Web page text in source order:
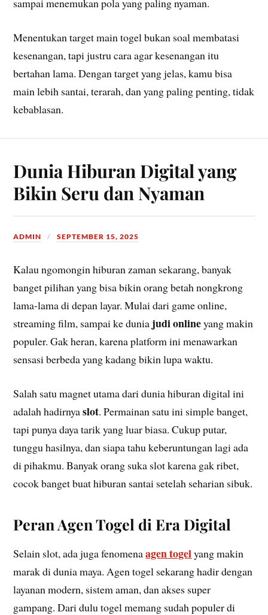
sampai menemukan pola yang paling nyaman.
Menentukan target main togel bukan soal membatasi
kesenangan, tapi justru cara agar kesenangan itu
bertahan lama. Dengan target yang jelas, kamu bisa
main lebih santai, terarah, dan yang paling penting, tidak
kebablasan.
Dunia Hiburan Digital yang
Bikin Seru dan Nyaman
ADMIN SEPTEMBER 15, 2025
Kalau ngomongin hiburan zaman sekarang, banyak
banget pilihan yang bisa bikin orang betah nongkrong
lama-lama di depan layar. Mulai dari game online,
streaming film, sampai ke dunia judi onlineyang makin
populer. Gak heran, karena platform ini menawarkan
sensasi berbeda yang kadang bikin lupa waktu.
Salah satu magnet utama dari dunia hiburan digital ini
adalah hadirnyaslot. Permainan satu ini simple banget,
tapi punya daya tarik yang luar biasa. Cukup putar,
tunggu hasilnya, dan siapa tahu keberuntungan lagi ada
di pihakmu. Banyak orang suka slot karena gak ribet,
cocok banget buat hiburan santai setelah seharian sibuk.
Peran Agen Togel di Era Digital
Selain slot, ada juga fenomenaagen togelyang makin
marak di dunia maya. Agen togel sekarang hadir dengan
layanan modern, sistem aman, dan akses super
gampang. Dari dulu togel memang sudah populer di